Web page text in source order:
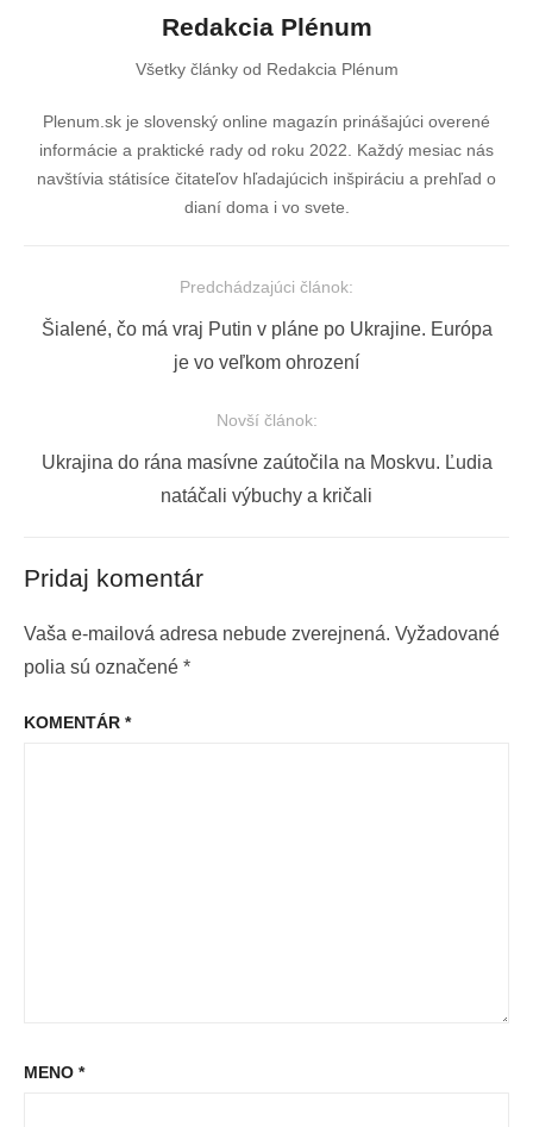
Redakcia Plénum
Všetky články od Redakcia Plénum
Plenum.sk je slovenský online magazín prinášajúci overené
informácie a praktické rady od roku 2022. Každý mesiac nás
navštívia státisíce čitateľov hľadajúcich inšpiráciu a prehľad o
dianí doma i vo svete.
Navigácia
Predchádzajúci článok:
Previous
Šialené, čo má vraj Putin v pláne po Ukrajine. Európa
je vo veľkom ohrození
Novší článok:
Next
Ukrajina do rána masívne zaútočila na Moskvu. Ľudia
natáčali výbuchy a kričali
Pridaj komentár
Vaša e-mailová adresa nebude zverejnená. Vyžadované
polia sú označené *
KOMENTÁR *
MENO *